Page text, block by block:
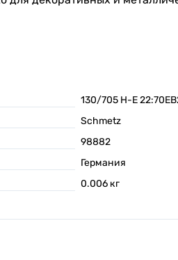
130/705 H-E
Schmetz
98882
Германия
0.006 кг